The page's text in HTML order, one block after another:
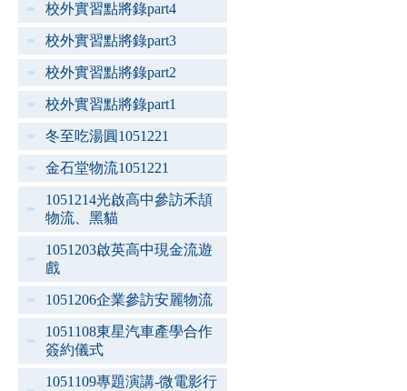
校外實習點將錄part4
校外實習點將錄part3
校外實習點將錄part2
校外實習點將錄part1
冬至吃湯圓1051221
金石堂物流1051221
1051214光啟高中參訪禾頡
物流、黑貓
1051203啟英高中現金流遊
戲
1051206企業參訪安麗物流
1051108東星汽車產學合作
簽約儀式
1051109專題演講-微電影行